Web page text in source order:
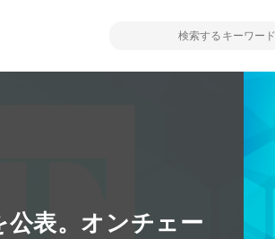
公表。オンチェー